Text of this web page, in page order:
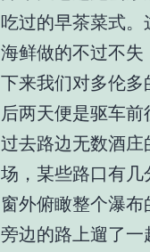
吃过的早茶菜式。
海鲜做的不过不
下来我们对多伦多
后两天便是驱车
过去路边无数酒
场，某些路口有
窗外俯瞰整个瀑
旁边的路上遛了